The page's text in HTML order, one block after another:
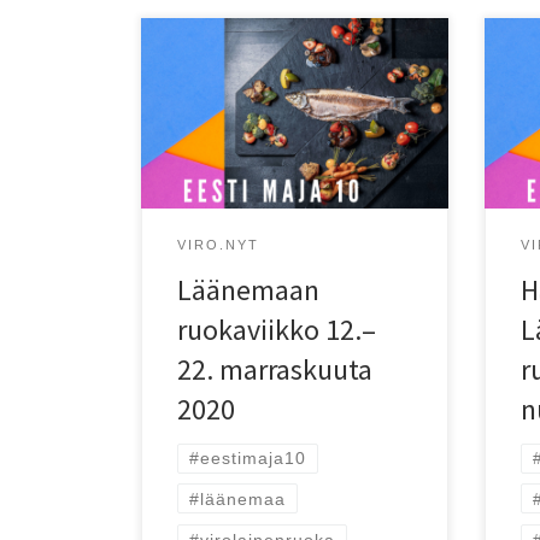
Kolmatta kertaa järjestettävä
ruokaviikko nostaa esille
paikallisen ruuan.
VIRO.NYT
Läänemaan
ruokaviikko 12.–
22. marraskuuta
2020
#eestimaja10
#läänemaa